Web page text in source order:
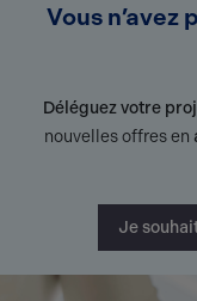
Vous n’avez
Déléguez votre
nouvelles offres en
Je